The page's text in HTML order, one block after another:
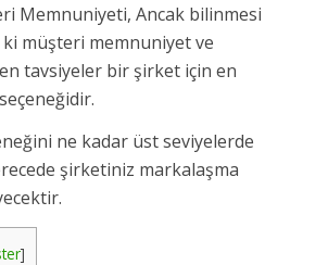
Memnuniyeti, Ancak bilinmesi
müşteri memnuniyet ve
tavsiyeler bir şirket için en
ne kadar üst seviyelerde
şirketiniz markalaşma
]